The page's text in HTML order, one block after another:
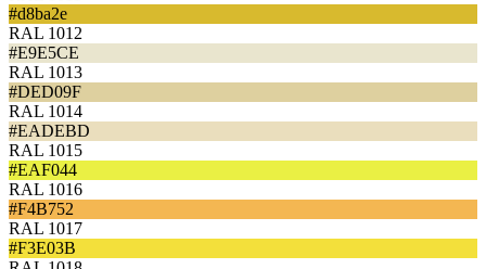
#d8ba2e
RAL 1012
#E9E5CE
RAL 1013
#DED09F
RAL 1014
#EADEBD
RAL 1015
#EAF044
RAL 1016
#F4B752
RAL 1017
#F3E03B